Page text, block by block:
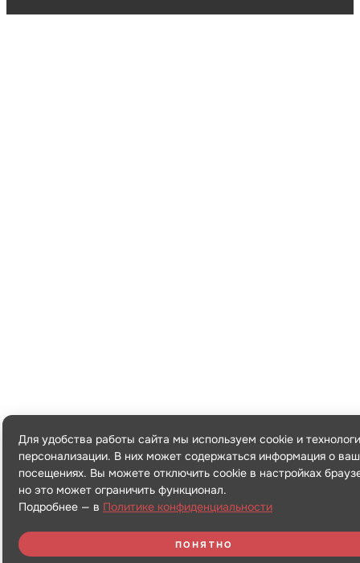
Для удобства работы сайта мы используем cookie и
персонализации. В них может содержаться информация о
посещениях. Вы можете отключить cookie в настройках
но это может ограничить функционал.
Подробнее — в Политике конфиденциальности
ПОНЯТНО